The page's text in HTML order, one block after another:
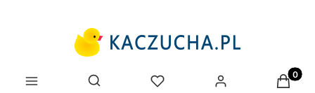
Otwórz wyszukiwarkę